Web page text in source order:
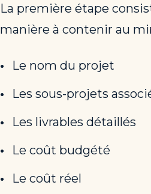
La première étape
manière à contenir au
Le nom du projet
Les sous-projets
Les livrables détaillés
Le coût budgété
Le coût réel